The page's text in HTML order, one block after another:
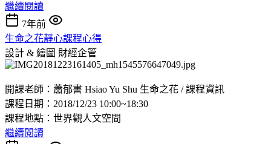
繼續閱讀
7年前
生命之花靜心課程心得
設計 & 繪圖 財經企管
開課老師：蕭郁書 Hsiao Yu Shu 生命之花 / 課程資訊
課程日期：2018/12/23 10:00~18:30
課程地點：世界觀人文空間
繼續閱讀